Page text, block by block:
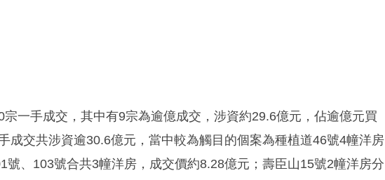
一手成交，其中有9宗為逾億成交，涉資約29.6億元，佔逾億元買
成交共涉資逾30.6億元，當中較為觸目的個案為種植道46號4幢洋房
號、103號合共3幢洋房，成交價約8.28億元；壽臣山15號2幢洋房分